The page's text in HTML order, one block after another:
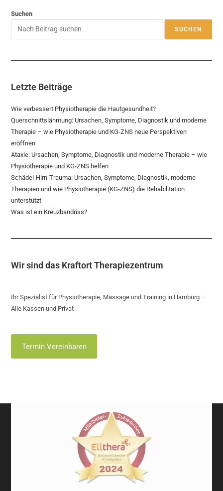
Suchen
SUCHEN
Letzte Beiträge
Wie verbessert Physiotherapie die Hautgesundheit?
Querschnittslähmung: Ursachen, Symptome, Diagnostik und moderne
Therapie – wie Physiotherapie und KG-ZNS neue Perspektiven
eröffnen
Ataxie: Ursachen, Symptome, Diagnostik und moderne Therapie – wie
Physiotherapie und KG-ZNS helfen
Schädel-Hirn-Trauma: Ursachen, Symptome, Diagnostik, moderne
Therapien und wie Physiotherapie (KG-ZNS) die Rehabilitation
unterstützt
Was ist ein Kreuzbandriss?
Wir sind das Kraftort Therapiezentrum
Ihr Spezialist für Physiotherapie, Massage und Training in Hamburg –
Alle Kassen und Privat
Termin Vereinbaren